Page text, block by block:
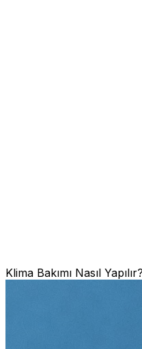
Klima Bakımı Nasıl